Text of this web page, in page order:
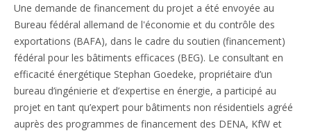
Une demande de financement du projet a été envoyée au
Bureau fédéral allemand de l'économie et du contrôle des
exportations (BAFA), dans le cadre du soutien (financement)
fédéral pour les bâtiments efficaces (BEG). Le consultant en
efficacité énergétique Stephan Goedeke, propriétaire d’un
bureau d’ingénierie et d’expertise en énergie, a participé au
projet en tant qu’expert pour bâtiments non résidentiels agréé
auprès des programmes de financement des DENA, KfW et